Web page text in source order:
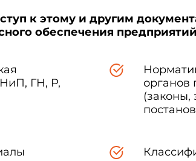
к этому и другим
обеспечения
ГН, Р,
органов
(законы,